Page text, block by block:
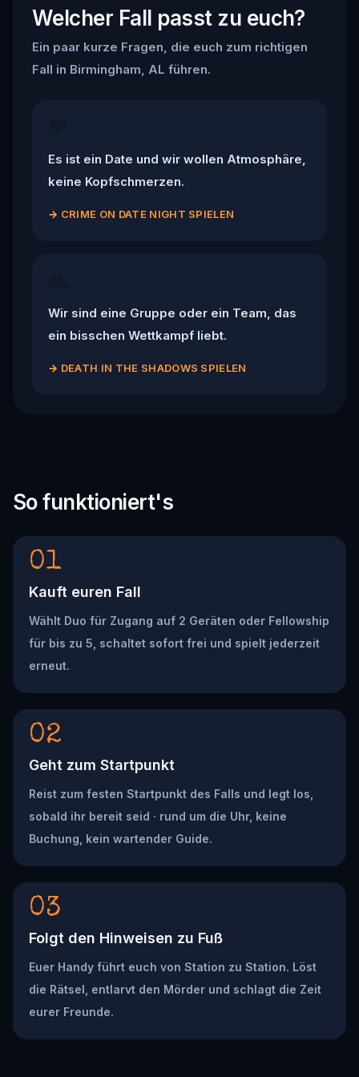
Welcher Fall passt zu euch?
Ein paar kurze Fragen, die euch zum richtigen
Fall in Birmingham, AL führen.
Es ist ein Date und wir wollen Atmosphäre,
keine Kopfschmerzen.
→ CRIME ON DATE NIGHT SPIELEN
Wir sind eine Gruppe oder ein Team, das
ein bisschen Wettkampf liebt.
→ DEATH IN THE SHADOWS SPIELEN
So funktioniert's
01
Kauft euren Fall
Wählt Duo für Zugang auf 2 Geräten oder Fellowship
für bis zu 5, schaltet sofort frei und spielt jederzeit
erneut.
02
Geht zum Startpunkt
Reist zum festen Startpunkt des Falls und legt los,
sobald ihr bereit seid · rund um die Uhr, keine
Buchung, kein wartender Guide.
03
Folgt den Hinweisen zu Fuß
Euer Handy führt euch von Station zu Station. Löst
die Rätsel, entlarvt den Mörder und schlagt die Zeit
eurer Freunde.